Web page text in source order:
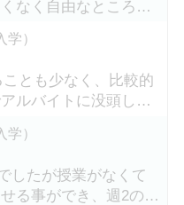
なく自由なところが
学）
とも少なく、比較的
ルバイトに没頭して
学）
したが授業がなくて
る事ができ、週2のコ